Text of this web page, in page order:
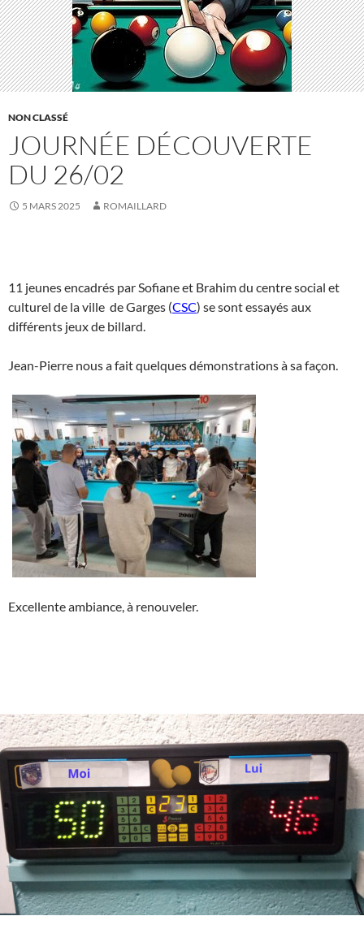
NON CLASSÉ
JOURNÉE DÉCOUVERTE
DU 26/02
5 MARS 2025 ROMAILLARD
11 jeunes encadrés par Sofiane et Brahim du centre social et
culturel de la ville de Garges (CSC) se sont essayés aux
différents jeux de billard.
Jean-Pierre nous a fait quelques démonstrations à sa façon.
Excellente ambiance, à renouveler.